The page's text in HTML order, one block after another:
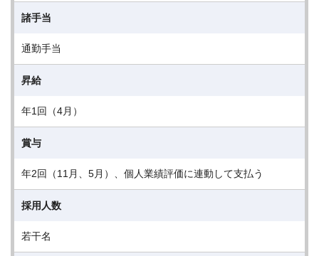
諸手当
通勤手当
昇給
年1回（4月）
賞与
年2回（11月、5月）、個人業績評価に連動して支払う
採用人数
若干名